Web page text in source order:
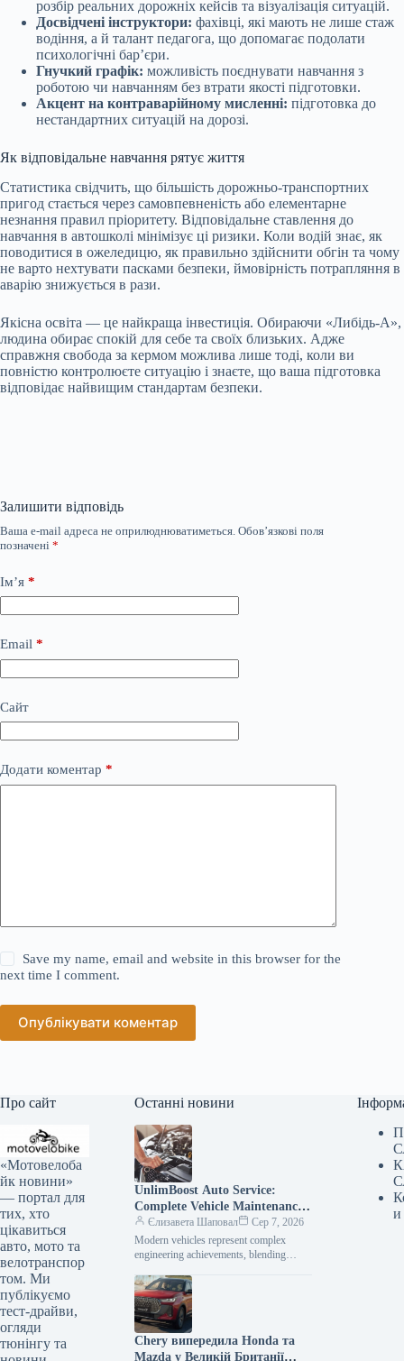
розбір реальних дорожніх кейсів та візуалізація ситуацій.
Досвідчені інструктори: фахівці, які мають не лише стаж
водіння, а й талант педагога, що допомагає подолати
психологічні бар’єри.
Гнучкий графік: можливість поєднувати навчання з
роботою чи навчанням без втрати якості підготовки.
Акцент на контраварійному мисленні: підготовка до
нестандартних ситуацій на дорозі.
Як відповідальне навчання рятує життя
Статистика свідчить, що більшість дорожньо-транспортних
пригод стається через самовпевненість або елементарне
незнання правил пріоритету. Відповідальне ставлення до
навчання в автошколі мінімізує ці ризики. Коли водій знає, як
поводитися в ожеледицю, як правильно здійснити обгін та чому
не варто нехтувати пасками безпеки, ймовірність потрапляння в
аварію знижується в рази.
Якісна освіта — це найкраща інвестиція. Обираючи «Либідь-А»,
людина обирає спокій для себе та своїх близьких. Адже
справжня свобода за кермом можлива лише тоді, коли ви
повністю контролюєте ситуацію і знаєте, що ваша підготовка
відповідає найвищим стандартам безпеки.
Залишити відповідь
Ваша e-mail адреса не оприлюднюватиметься. Обов’язкові поля
позначені *
Ім’я *
Email *
Сайт
Додати коментар *
Save my name, email and website in this browser for the
next time I comment.
Опублікувати коментар
Про сайт
«Мотовелоба
йк новини»
— портал для
тих, хто
цікавиться
авто, мото та
велотранспор
том. Ми
публікуємо
тест-драйви,
огляди
тюнінгу та
Останні новини
UnlimBoost Auto Service:
Complete Vehicle Maintenance
& ECU Tuning
Єлизавета Шаповал
Сер 7, 2026
Modern vehicles represent complex
engineering achievements, blending
with intricate electronic management
systems. When searching for specialized
car…
Chery випередила Honda та
Mazda у Великій Британії
и